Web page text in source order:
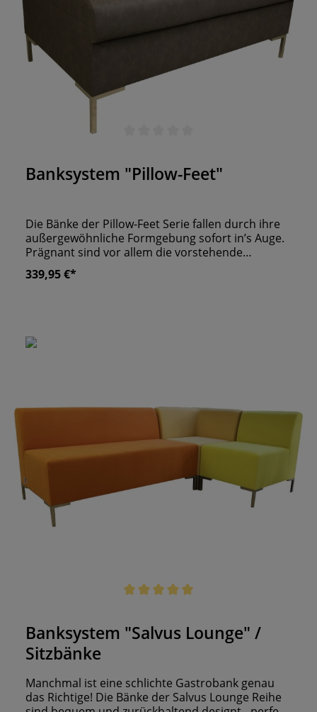
Banksystem "Pillow-Feet"
Die Bänke der Pillow-Feet Serie fallen durch ihre
außergewöhnliche Formgebung sofort in’s Auge.
Prägnant sind vor allem die vorstehende
Sitzfläche, sowie die Rückenkissen. Als Basis dient
auch in diesem Fall eine Konstruktion aus MDF
Pillow-Feet mit Edelstahlfüßen. eigene Produktion
"Made in Germany" wir fertigen alle Sitzbänk nach
339,95 €*
Banksystem "Salvus Lounge" /
Sitzbänke
Manchmal ist eine schlichte Gastrobank genau
das Richtige! Die Bänke der Salvus Lounge Reihe